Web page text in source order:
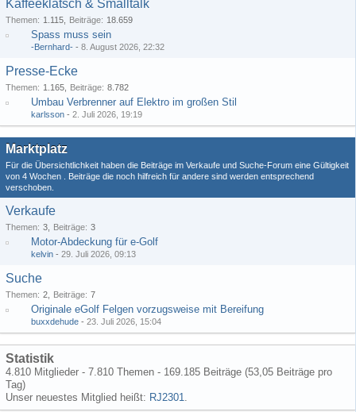
Kaffeeklatsch & Smalltalk
Themen 1.115 Beiträge 18.659
Spass muss sein
-Bernhard- - 8. August 2026, 22:32
Presse-Ecke
Themen 1.165 Beiträge 8.782
Umbau Verbrenner auf Elektro im großen Stil
karlsson - 2. Juli 2026, 19:19
Marktplatz
Für die Übersichtlichkeit haben die Beiträge im Verkaufe und Suche-Forum eine Gültigkeit
von 4 Wochen . Beiträge die noch hilfreich für andere sind werden entsprechend
verschoben.
Verkaufe
Themen 3 Beiträge 3
Motor-Abdeckung für e-Golf
kelvin - 29. Juli 2026, 09:13
Suche
Themen 2 Beiträge 7
Originale eGolf Felgen vorzugsweise mit Bereifung
buxxdehude - 23. Juli 2026, 15:04
Statistik
4.810 Mitglieder - 7.810 Themen - 169.185 Beiträge (53,05 Beiträge pro
Tag)
Unser neuestes Mitglied heißt: RJ2301.